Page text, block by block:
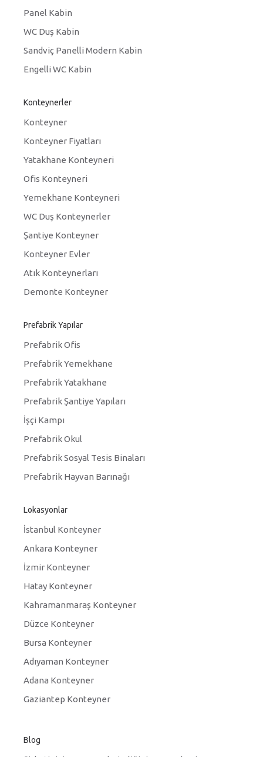
Panel Kabin
WC Duş Kabin
Sandviç Panelli Modern Kabin
Engelli WC Kabin
Konteynerler
Konteyner
Konteyner Fiyatları
Yatakhane Konteyneri
Ofis Konteyneri
Yemekhane Konteyneri
WC Duş Konteynerler
Şantiye Konteyner
Konteyner Evler
Atık Konteynerları
Demonte Konteyner
Prefabrik Yapılar
Prefabrik Ofis
Prefabrik Yemekhane
Prefabrik Yatakhane
Prefabrik Şantiye Yapıları
İşçi Kampı
Prefabrik Okul
Prefabrik Sosyal Tesis Binaları
Prefabrik Hayvan Barınağı
Lokasyonlar
İstanbul Konteyner
Ankara Konteyner
İzmir Konteyner
Hatay Konteyner
Kahramanmaraş Konteyner
Düzce Konteyner
Bursa Konteyner
Adıyaman Konteyner
Adana Konteyner
Gaziantep Konteyner
Blog